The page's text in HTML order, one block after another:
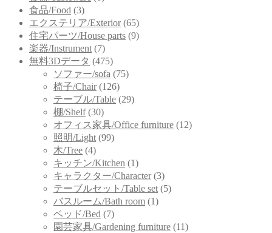
食品/Food (3)
エクステリア/Exterior (65)
住宅パーツ/House parts (9)
楽器/Instrument (7)
無料3Dデータ (475)
ソファー/sofa (75)
椅子/Chair (126)
テーブル/Table (29)
棚/Shelf (30)
オフィス家具/Office furniture (12)
照明/Light (99)
木/Tree (4)
キッチン/Kitchen (1)
キャラクター/Character (3)
テーブルセット/Table set (5)
バスルーム/Bath room (1)
ベッド/Bed (7)
園芸家具/Gardening furniture (11)